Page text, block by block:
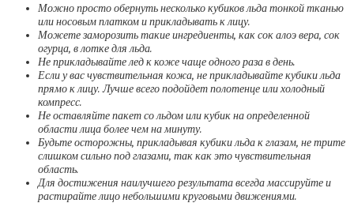
Можно просто обернуть несколько кубиков льда тонкой тканью
или носовым платком и прикладывать к лицу.
Можете заморозить такие ингредиенты, как сок алоэ вера, сок
огурца, в лотке для льда.
Не прикладывайте лед к коже чаще одного раза в день.
Если у вас чувствительная кожа, не прикладывайте кубики льда
прямо к лицу. Лучше всего подойдет полотенце или холодный
компресс.
Не оставляйте пакет со льдом или кубик на определенной
области лица более чем на минуту.
Будьте осторожны, прикладывая кубики льда к глазам, не трите
слишком сильно под глазами, так как это чувствительная
область.
Для достижения наилучшего результата всегда массируйте и
растирайте лицо небольшими круговыми движениями.